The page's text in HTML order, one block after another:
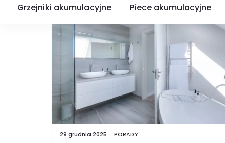
Grzejniki akumulacyjne Piece akumulacyjne
29 grudnia 2025 PORADY